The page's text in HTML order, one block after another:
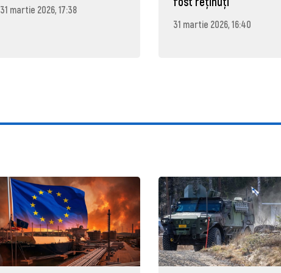
31 martie 2026, 17:38
31 martie 2026, 16:40